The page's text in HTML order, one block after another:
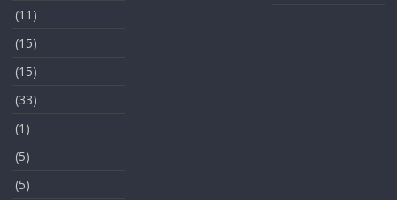
(11)
(15)
(15)
(33)
(1)
(5)
(5)